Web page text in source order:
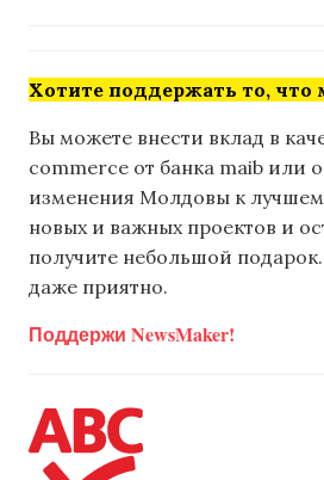
Хотите поддержать то, что
Вы можете внести вклад в
commerce от банка maib или
изменения Молдовы к
новых и важных проектов и
получите небольшой
даже приятно.
Поддержи NewsMaker!